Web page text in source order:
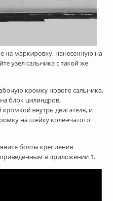
на маркировку, нанесенную на
узел сальника с такой же
кромку нового сальника,
блок цилиндров,
внутрь двигателя, и
на шейку коленчатого
болты крепления
в приложении 1.